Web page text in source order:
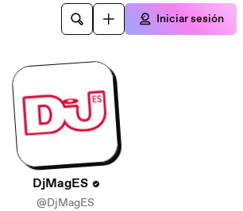
Iniciar sesión
DjMagES
@DjMagES